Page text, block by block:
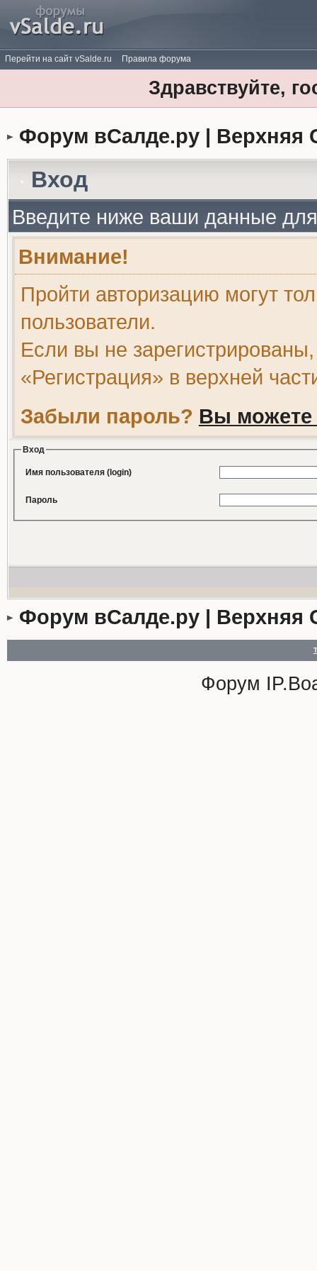
Перейти на сайт vSalde.ru Правила форума
Здравствуйте,
Форум вСалде.ру | Верхняя
Вход
Введите ниже ваши данные
Внимание!
Пройти авторизацию могут
пользователи.
Если вы не
«Регистрация» в верхней
Забыли пароль? Вы можете
Вход
Имя пользователя (login)
Пароль
Форум вСалде.ру | Верхняя
Форум